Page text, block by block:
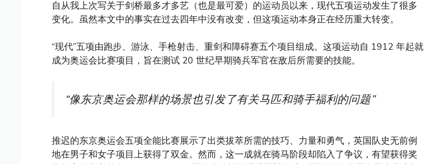
自从我上次写关于剑桥最多才多艺（也是最可爱）的运动员以来，现代五项运动发生了很多
变化。虽然本文中的事实在过去四年中没有改变，但这项运动本身正在经历重大转变。
“现代”五项由跑步、游泳、手枪射击、重剑和障碍赛五个项目组成。这项运动自 1912 年起就
成为奥运会比赛项目，旨在测试 20 世纪早期骑兵军官在敌后所需要的技能。
“像东京奥运会那样的场景也引发了有关马匹和骑手福利的问题”
推迟的东京奥运会五项全能比赛展示了出类拔萃所需的技巧、力量和勇气，英国队史无前例
地在男子和女子项目上获得了双金。然而，这一成就在骑马阶段却陷入了争议，有望获得奖